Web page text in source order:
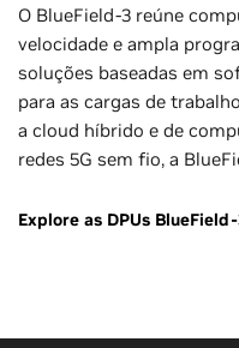
O BlueField-3 reúne
velocidade e ampla
soluções baseadas em
para as cargas de
a cloud híbrido e de
redes 5G sem fio, a
Explore as DPUs